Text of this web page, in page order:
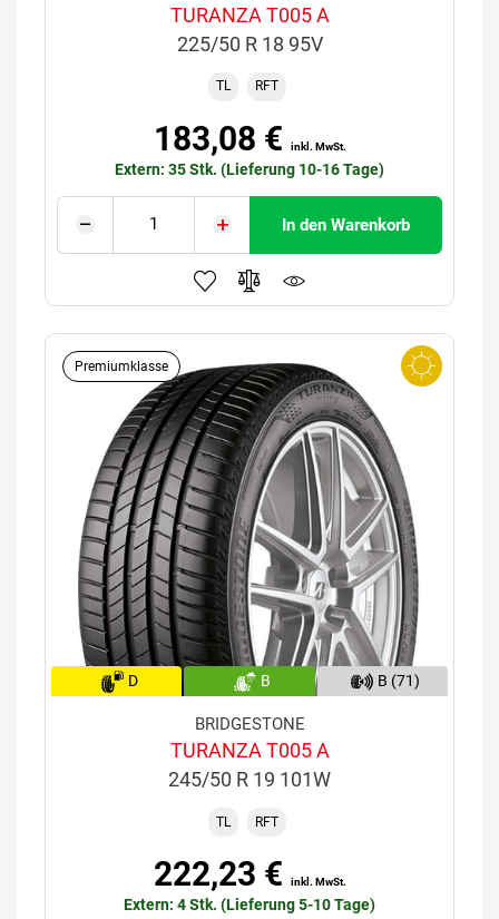
TURANZA T005 A
225/50 R 18 95V
TL RFT
183,08 € inkl. MwSt.
Extern: 35 Stk. (Lieferung 10-16 Tage)
In den Warenkorb
Premiumklasse
D B B (71)
BRIDGESTONE
TURANZA T005 A
245/50 R 19 101W
TL RFT
222,23 € inkl. MwSt.
Extern: 4 Stk. (Lieferung 5-10 Tage)